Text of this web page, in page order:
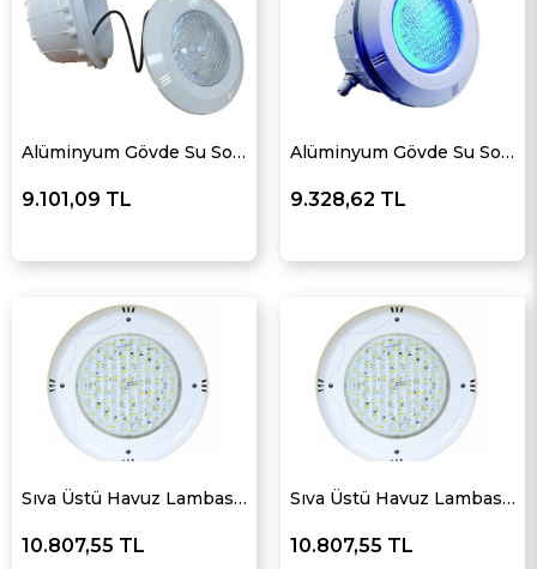
Alüminyum Gövde Su Soğutmalı Kovanlı Led Havuz Lambası Günışığı
9.101,09 TL
Alüminyum Gövde Su Soğutmalı Kovanlı Led Havuz Lambası Mavi
9.328,62 TL
Sıva Üstü Havuz Lambası Beyaz
10.807,55 TL
Sıva Üstü Havuz Lambası Günışığı
10.807,55 TL